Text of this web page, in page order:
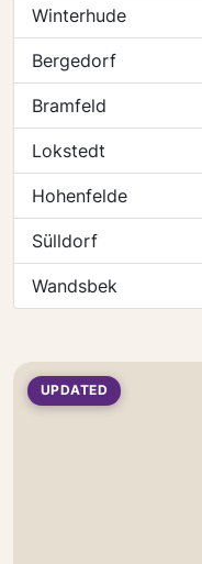
Winterhude
Bergedorf
Bramfeld
Lokstedt
Hohenfelde
Sülldorf
Wandsbek
UPDATED